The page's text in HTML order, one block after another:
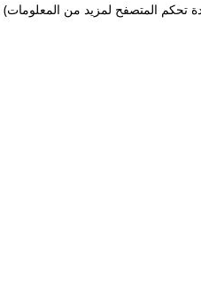
تحكم المتصفح لمزيد من المعلومات)